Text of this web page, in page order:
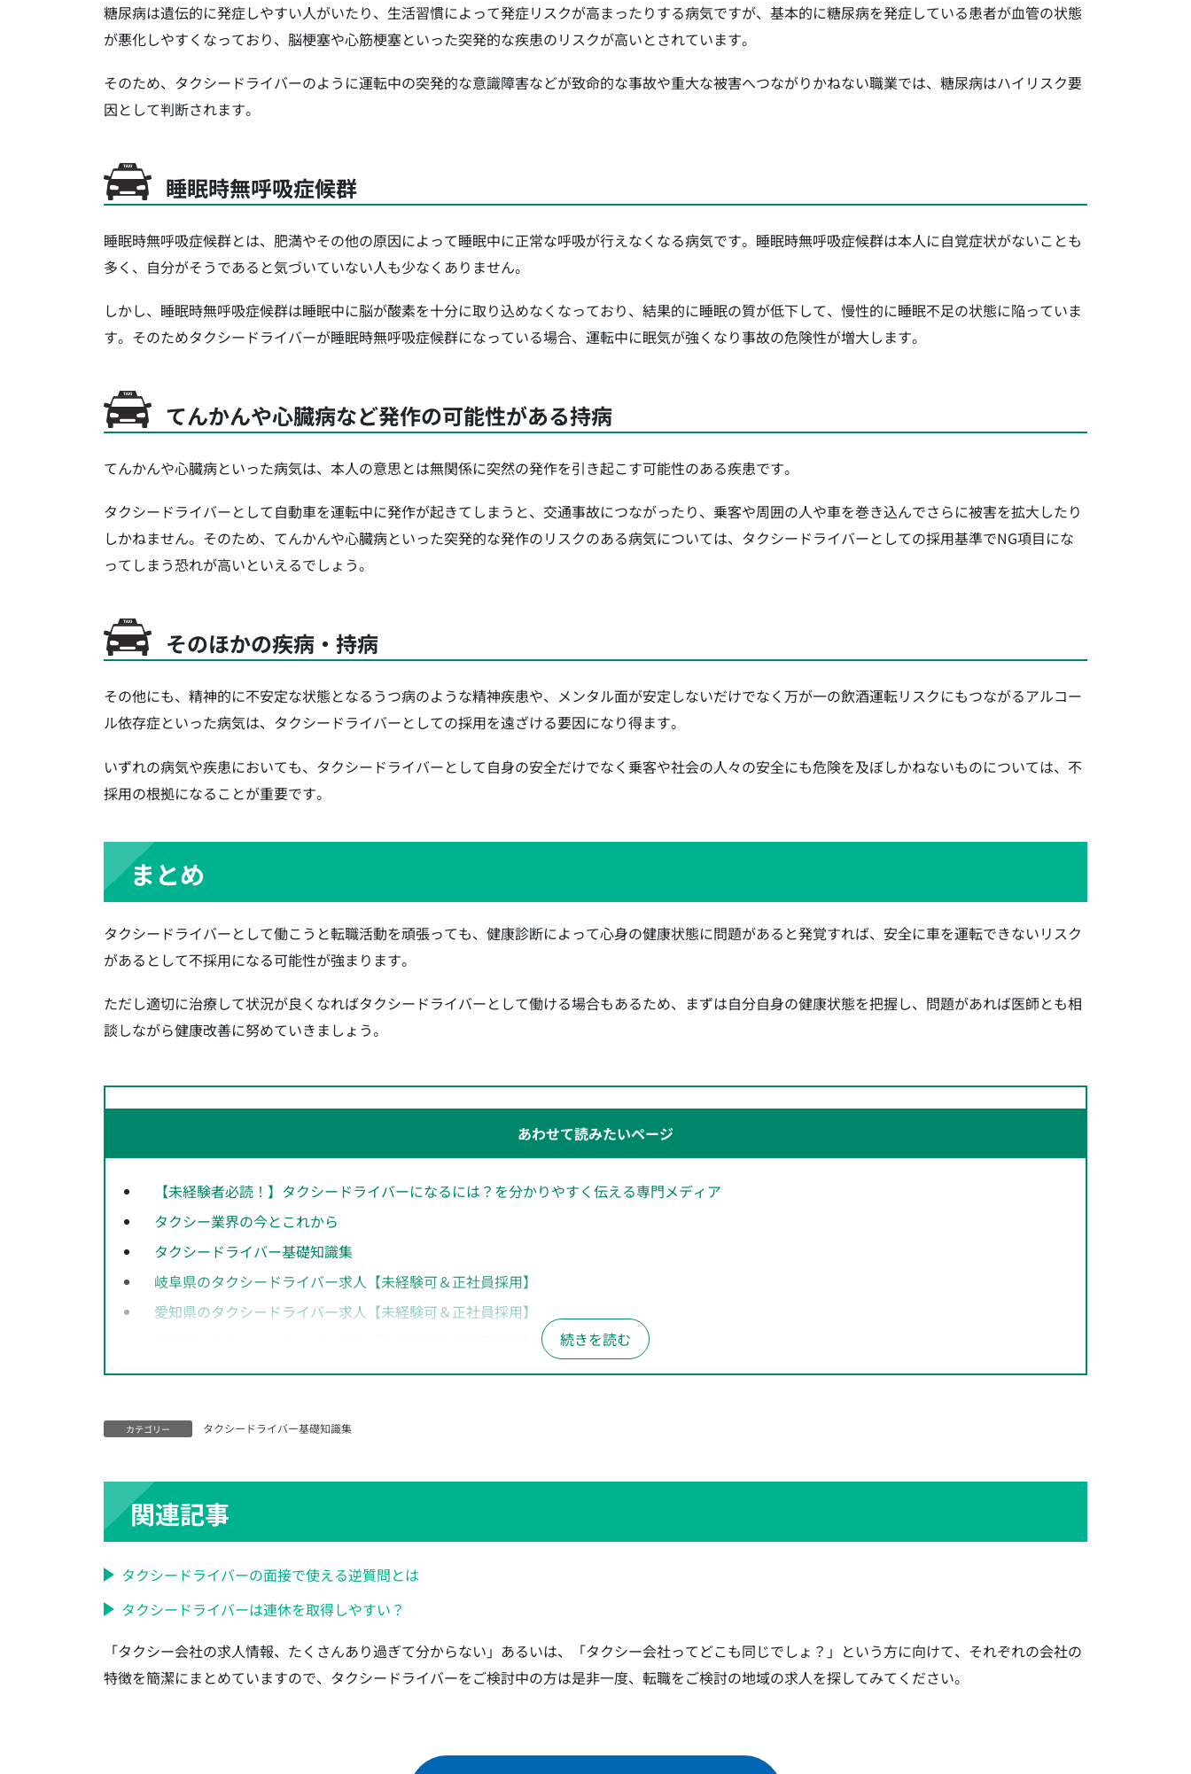
糖尿病は遺伝的に発症しやすい人がいたり、生活習慣によって発症リスクが高まったりする病気ですが、基本的に糖尿病を発症している患者が血管の状態
が悪化しやすくなっており、脳梗塞や心筋梗塞といった突発的な疾患のリスクが高いとされています。
そのため、タクシードライバーのように運転中の突発的な意識障害などが致命的な事故や重大な被害へつながりかねない職業では、糖尿病はハイリスク要
因として判断されます。
睡眠時無呼吸症候群
睡眠時無呼吸症候群とは、肥満やその他の原因によって睡眠中に正常な呼吸が行えなくなる病気です。睡眠時無呼吸症候群は本人に自覚症状がないことも
多く、自分がそうであると気づいていない人も少なくありません。
しかし、睡眠時無呼吸症候群は睡眠中に脳が酸素を十分に取り込めなくなっており、結果的に睡眠の質が低下して、慢性的に睡眠不足の状態に陥っていま
す。そのためタクシードライバーが睡眠時無呼吸症候群になっている場合、運転中に眠気が強くなり事故の危険性が増大します。
てんかんや心臓病など発作の可能性がある持病
てんかんや心臓病といった病気は、本人の意思とは無関係に突然の発作を引き起こす可能性のある疾患です。
タクシードライバーとして自動車を運転中に発作が起きてしまうと、交通事故につながったり、乗客や周囲の人や車を巻き込んでさらに被害を拡大したり
しかねません。そのため、てんかんや心臓病といった突発的な発作のリスクのある病気については、タクシードライバーとしての採用基準でNG項目にな
ってしまう恐れが高いといえるでしょう。
そのほかの疾病・持病
その他にも、精神的に不安定な状態となるうつ病のような精神疾患や、メンタル面が安定しないだけでなく万が一の飲酒運転リスクにもつながるアルコー
ル依存症といった病気は、タクシードライバーとしての採用を遠ざける要因になり得ます。
いずれの病気や疾患においても、タクシードライバーとして自身の安全だけでなく乗客や社会の人々の安全にも危険を及ぼしかねないものについては、不
採用の根拠になることが重要です。
まとめ
タクシードライバーとして働こうと転職活動を頑張っても、健康診断によって心身の健康状態に問題があると発覚すれば、安全に車を運転できないリスク
があるとして不採用になる可能性が強まります。
ただし適切に治療して状況が良くなればタクシードライバーとして働ける場合もあるため、まずは自分自身の健康状態を把握し、問題があれば医師とも相
談しながら健康改善に努めていきましょう。
あわせて読みたいページ
【未経験者必読！】タクシードライバーになるには？を分かりやすく伝える専門メディア
タクシー業界の今とこれから
タクシードライバー基礎知識集
岐阜県のタクシードライバー求人【未経験可＆正社員採用】
愛知県のタクシードライバー求人【未経験可＆正社員採用】
神奈川県のタクシードライバー求人【未経験可＆正社員採用】
埼玉県のタクシードライバー求人【未経験可＆正社員採用】
福岡県のタクシードライバー求人【未経験可＆正社員採用】
広島県のタクシードライバー求人【未経験可＆正社員採用】
滋賀県のタクシードライバー求人【未経験可＆正社員採用】
兵庫県のタクシードライバー求人【未経験可＆正社員採用】
京都府のタクシードライバー求人【未経験可＆正社員採用】
カテゴリー タクシードライバー基礎知識集
関連記事
タクシードライバーの面接で使える逆質問とは
タクシードライバーは連休を取得しやすい？
「タクシー会社の求人情報、たくさんあり過ぎて分からない」あるいは、「タクシー会社ってどこも同じでしょ？」という方に向けて、それぞれの会社の
特徴を簡潔にまとめていますので、タクシードライバーをご検討中の方は是非一度、転職をご検討の地域の求人を探してみてください。